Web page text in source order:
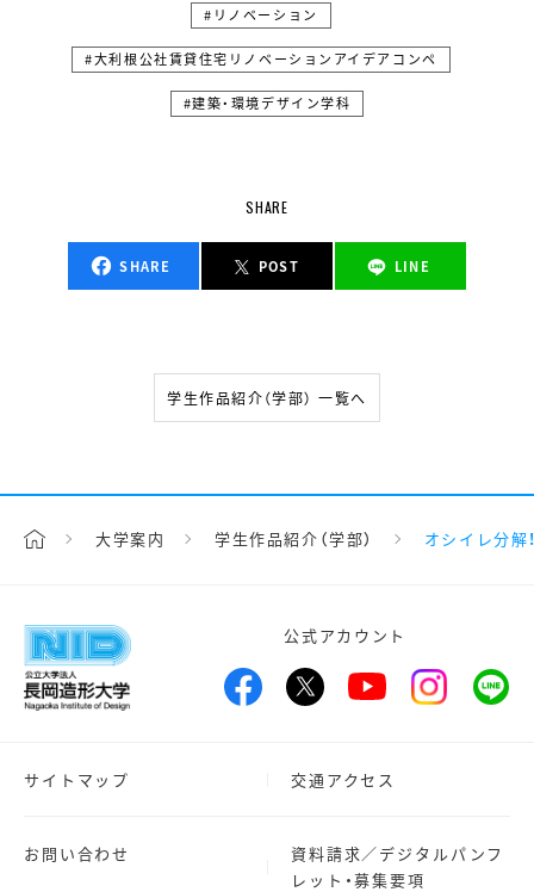
リノベーション
大利根公社賃貸住宅リノベーションアイデアコンペ
建築・環境デザイン学科
SHARE
SHARE POST LINE
学生作品紹介（学部） 一覧へ
大学案内 学生作品紹介（学部） オシイレ分解
公式アカウント
サイトマップ 交通アクセス
お問い合わせ
資料請求／デジタルパンフ
レット・募集要項